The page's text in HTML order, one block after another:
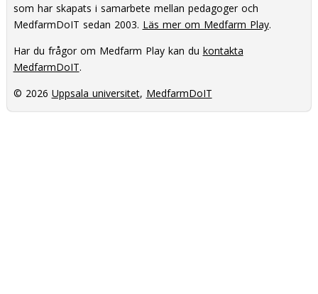
som har skapats i samarbete mellan pedagoger och
MedfarmDoIT sedan 2003. Läs mer om Medfarm Play.
Har du frågor om Medfarm Play kan du kontakta
MedfarmDoIT.
© 2026 Uppsala universitet, MedfarmDoIT